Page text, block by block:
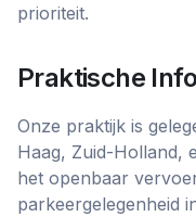
prioriteit.
Praktische
Onze praktijk is
Haag, Zuid-Holland,
het openbaar
parkeergelegenheid